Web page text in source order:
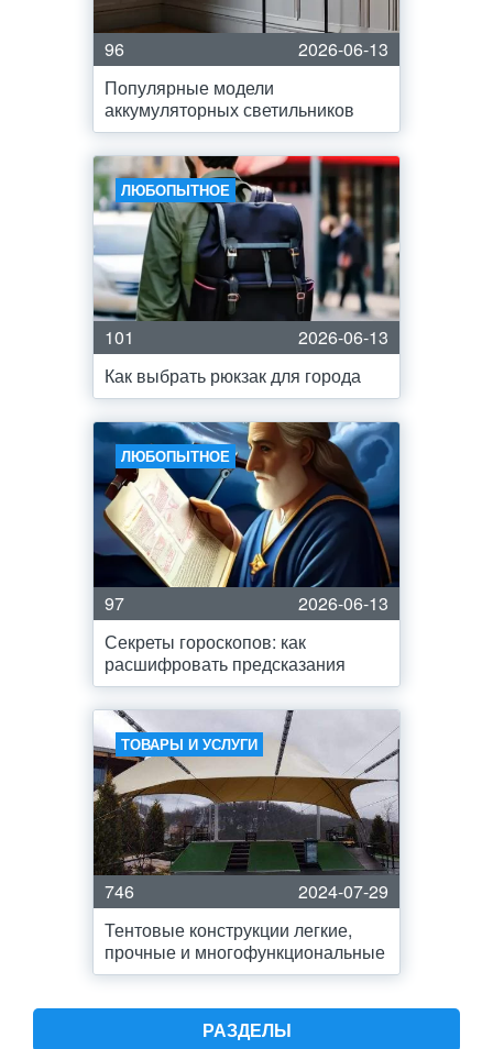
96
2026-06-13
Популярные модели
аккумуляторных светильников
ЛЮБОПЫТНОЕ
101
2026-06-13
Как выбрать рюкзак для города
ЛЮБОПЫТНОЕ
97
2026-06-13
Секреты гороскопов: как
расшифровать предсказания
ТОВАРЫ И УСЛУГИ
746
2024-07-29
Тентовые конструкции легкие,
прочные и многофункциональные
РАЗДЕЛЫ